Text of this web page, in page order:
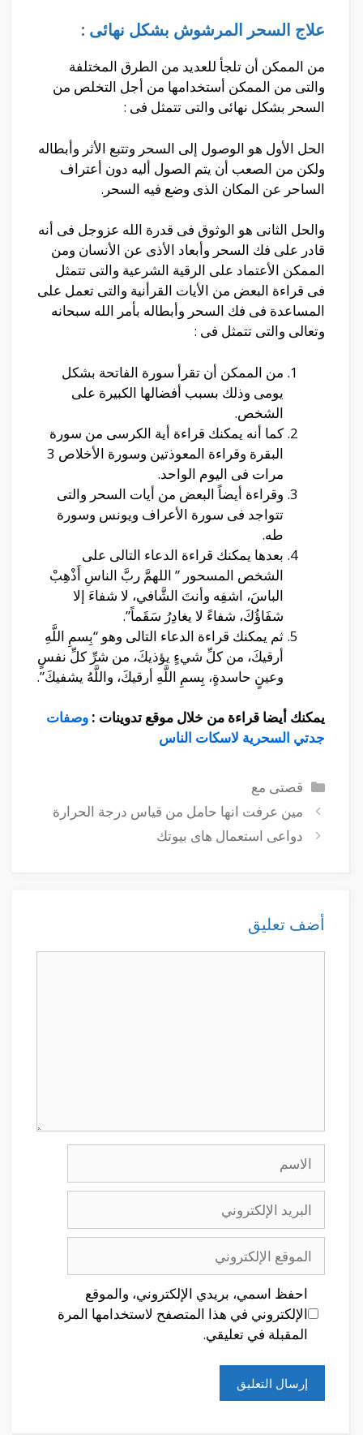
علاج السحر المرشوش بشكل نهائى :
من الممكن أن تلجأ للعديد من الطرق المختلفة
والتى من الممكن أستخدامها من أجل التخلص من
السحر بشكل نهائى والتى تتمثل فى :
الحل الأول هو الوصول إلى السحر وتتبع الأثر وأبطاله
ولكن من الصعب أن يتم الصول أليه دون أعتراف
الساحر عن المكان الذى وضع فيه السحر.
والحل الثانى هو الوثوق فى قدرة الله عزوجل فى أنه
قادر على فك السحر وأبعاد الأذى عن الأنسان ومن
الممكن الأعتماد على الرقية الشرعية والتى تتمثل
فى قراءة البعض من الأيات القرأنية والتى تعمل على
المساعدة فى فك السحر وأبطاله بأمر الله سبحانه
وتعالى والتى تتمثل فى :
من الممكن أن تقرأ سورة الفاتحة بشكل
يومى وذلك بسبب أفضالها الكبيرة على
الشخص.
كما أنه يمكنك قراءة أية الكرسى من سورة
البقرة وقراءة المعوذتين وسورة الأخلاص 3
مرات فى اليوم الواحد.
وقراءة أيضاً البعض من أيات السحر والتى
تتواجد فى سورة الأعراف ويونس وسورة
طه.
بعدها يمكنك قراءة الدعاء التالى على
الشخص المسحور ” اللهمَّ ربَّ الناسِ أَذْهِبْ
الباسَ، اشفِه وأنتَ الشَّافي، لا شفاءَ إلا
شفَاؤُكَ، شفاءً لا يغادِرُ سَقَماً”.
ثم يمكنك قراءة الدعاء التالى وهو “بِسمِ اللَّهِ
أرقيكَ، من كلِّ شيءٍ يؤذيكَ، من شرِّ كلِّ نفسٍ
وعينٍ حاسدةٍ، بِسمِ اللَّهِ أرقيكَ، واللَّهُ يشفيكَ”.
يمكنك أيضا قراءة من خلال موقع تدوينات : وصفات
جدتي السحرية لاسكات الناس
التصنيفات
قصتى مع
مين عرفت انها حامل من قياس درجة الحرارة
دواعى استعمال هاى بيوتك
أضف تعليق
الاسم
البريد
الإلكتروني
الموقع
الإلكتروني
احفظ اسمي، بريدي الإلكتروني، والموقع
الإلكتروني في هذا المتصفح لاستخدامها المرة
المقبلة في تعليقي.